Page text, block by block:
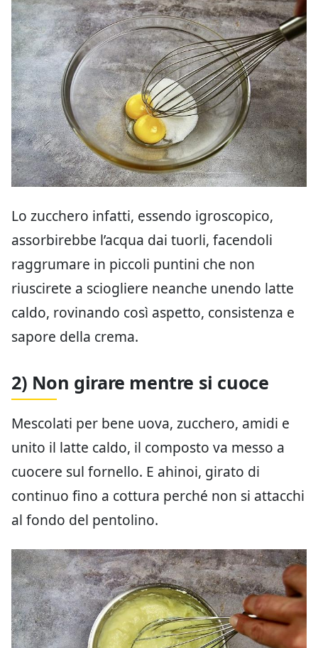
Lo zucchero infatti, essendo igroscopico,
assorbirebbe l’acqua dai tuorli, facendoli
raggrumare in piccoli puntini che non
riuscirete a sciogliere neanche unendo latte
caldo, rovinando così aspetto, consistenza e
sapore della crema.
2) Non girare mentre si cuoce
Mescolati per bene uova, zucchero, amidi e
unito il latte caldo, il composto va messo a
cuocere sul fornello. E ahinoi, girato di
continuo fino a cottura perché non si attacchi
al fondo del pentolino.